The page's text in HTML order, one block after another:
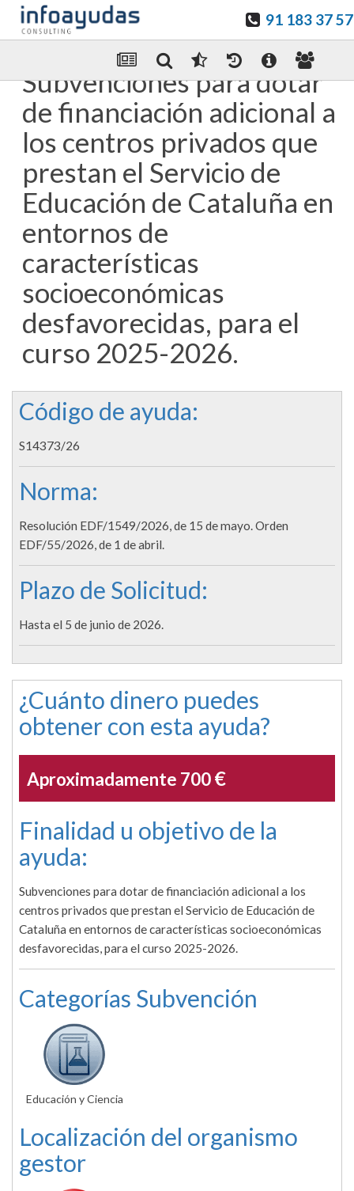
91 183 37 57
Enviar Por email
Subvenciones para dotar
de financiación adicional a
los centros privados que
prestan el Servicio de
Educación de Cataluña en
entornos de
características
socioeconómicas
desfavorecidas, para el
curso 2025-2026.
Código de ayuda:
S14373/26
Norma:
Resolución EDF/1549/2026, de 15 de mayo. Orden
EDF/55/2026, de 1 de abril.
Plazo de Solicitud:
Hasta el 5 de junio de 2026.
¿Cuánto dinero puedes
obtener con esta ayuda?
Aproximadamente 700€
Finalidad u objetivo de la
ayuda:
Subvenciones para dotar de financiación adicional a los
centros privados que prestan el Servicio de Educación de
Cataluña en entornos de características socioeconómicas
desfavorecidas, para el curso 2025-2026.
Categorías Subvención
Educación y Ciencia
Localización del organismo
gestor